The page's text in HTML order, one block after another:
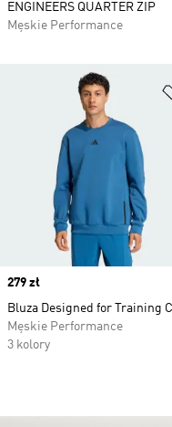
ENGINEERS QUARTER ZIP
Męskie Performance
Price
279 zł
Bluza Designed for Training
Męskie Performance
3 kolory